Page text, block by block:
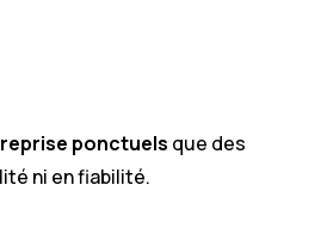
ponctuels que des
ni en fiabilité.